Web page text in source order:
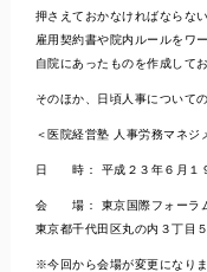
押さえておかなければならな
雇用契約書や院内ルールをワ
自院にあったものを作成して
そのほか、日頃人事について
＜医院経営塾 人事労務マネジ
日 時： 平成２３年６月１９
会 場： 東京国際フォーラ
東京都千代田区丸の内３丁目
※今回から会場が変更になり